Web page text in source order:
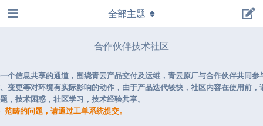
合作伙伴技术社区
个信息共享的通道，围绕青云产品交付及运维，青云原厂与合作伙伴共同
变更等对环境有实际影响的动作，由于产品迭代较快，社区内容在使用前
，技术困惑，社区学习，技术经验共享。
畴的问题，请通过工单系统提交。
全部主题